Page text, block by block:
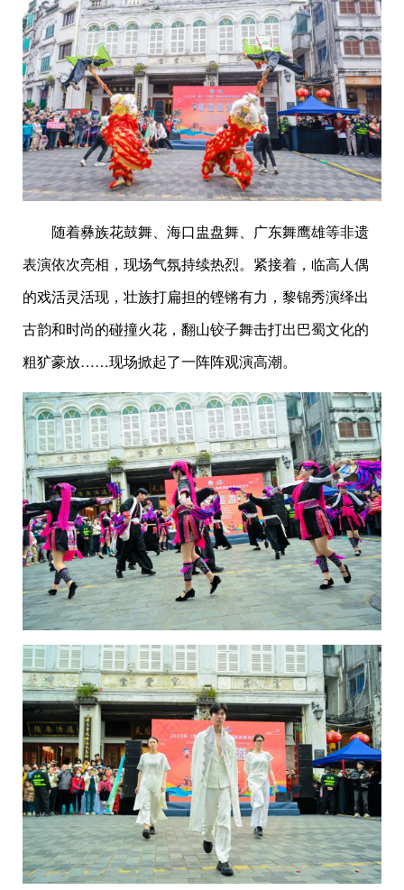
随着彝族花鼓舞、海口盅盘舞、广东舞鹰雄等非遗
表演依次亮相，现场气氛持续热烈。紧接着，临高人偶
的戏活灵活现，壮族打扁担的铿锵有力，黎锦秀演绎出
古韵和时尚的碰撞火花，翻山铰子舞击打出巴蜀文化的
粗犷豪放……现场掀起了一阵阵观演高潮。